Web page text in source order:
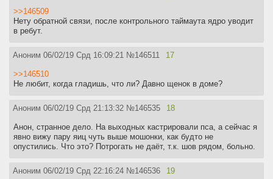
>>146509
Нету обратной связи, после контрольного таймаута ядро уводит
в ребут.
Аноним 06/02/19 Срд 16:09:21 №146511 17
>>146510
Не любит, когда гладишь, что ли? Давно щенок в доме?
Аноним 06/02/19 Срд 21:13:32 №146535 18
Анон, странное дело. На выходных кастрировали пса, а сейчас я
явно вижу пару яиц чуть выше мошонки, как будто не
опустились. Что это? Потрогать не даёт, т.к. шов рядом, больно.
Аноним 06/02/19 Срд 22:16:24 №146536 19